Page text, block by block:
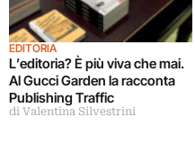
EDITORIA
L’editoria? È più viva che mai.
Al Gucci Garden la racconta
Publishing Traffic
di Valentina Silvestrini